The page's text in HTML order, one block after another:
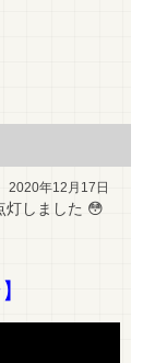
2020年12月17日
灯しました 😳